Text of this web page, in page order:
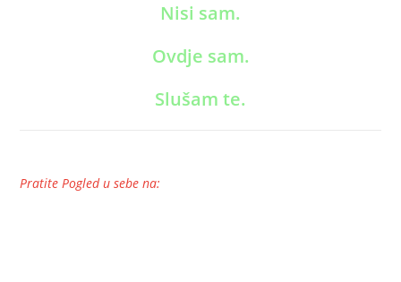
Nisi sam.
Ovdje sam.
Slušam te.
Pratite Pogled u sebe na: